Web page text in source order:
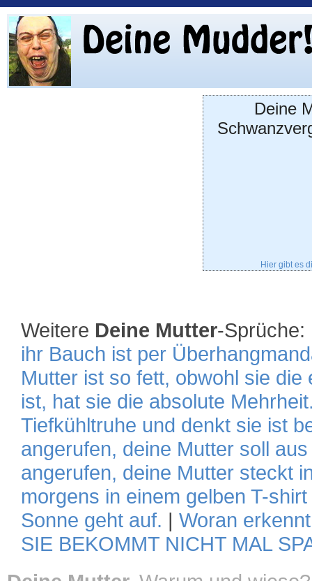
Deine
Hier gibt es
Weitere Deine Mutter-Sprüche:
ihr Bauch ist per
Mutter ist so fett, obwohl sie
ist, hat sie die absolute
Tiefkühltruhe und denkt sie ist
angerufen, deine Mutter soll
angerufen, deine Mutter steckt
morgens in einem gelben T-
Sonne geht auf. | Woran
SIE BEKOMMT NICHT MAL